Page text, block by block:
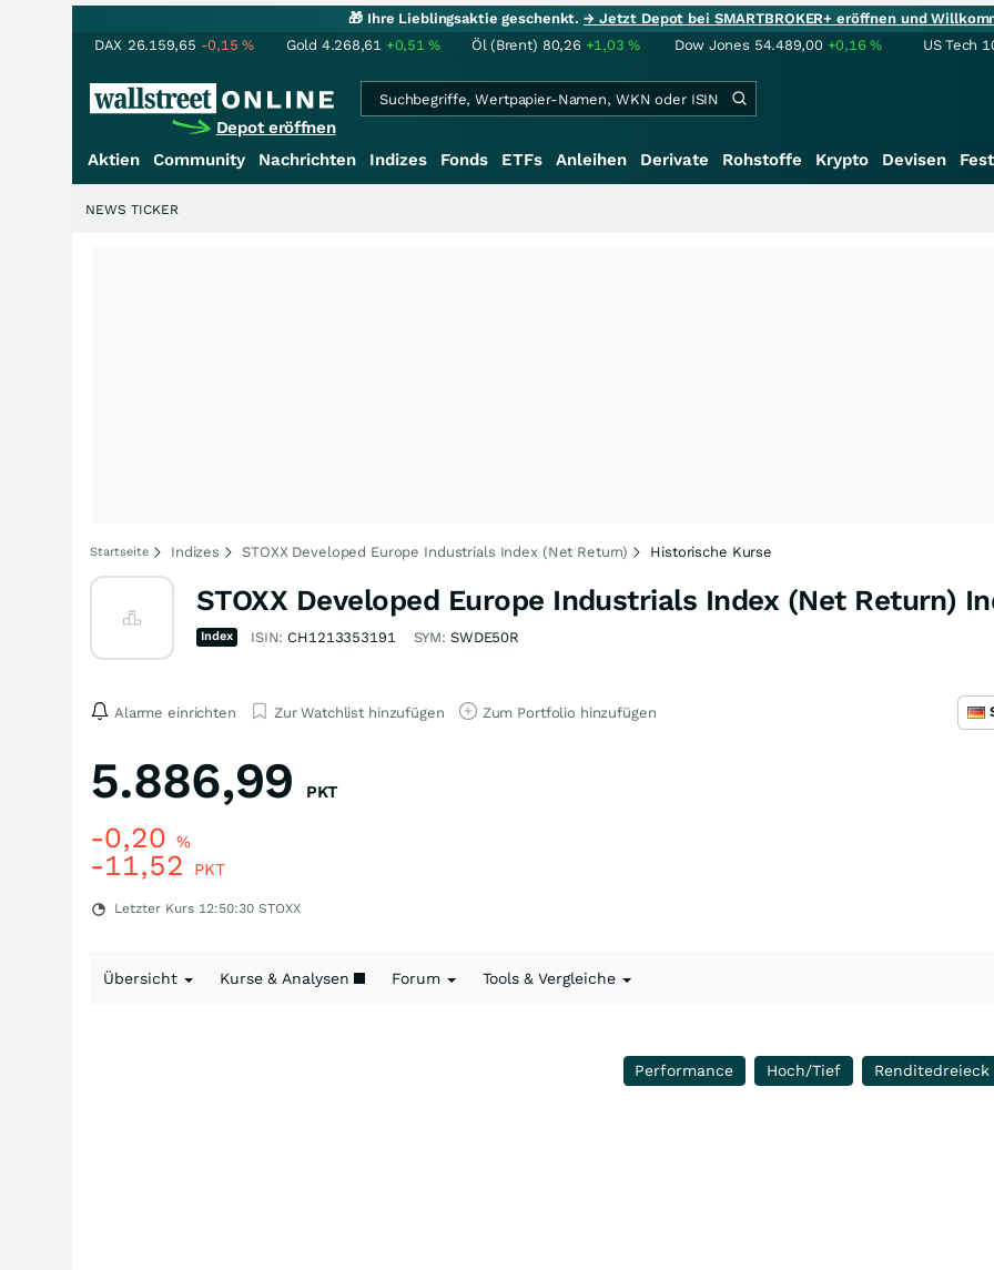
🎁 Ihre Lieblingsaktie geschenkt.→ Jetzt Depot bei SMARTBROKER+ eröffnen und
DAX 26.159,65 -0,15% Gold 4.268,61 +0,51% Öl (Brent) 80,26 +1,03% Dow Jones 54.489,00 +0,16% US Tech
Depot eröffnen
Aktien Community Nachrichten Indizes Fonds ETFs Anleihen Derivate Rohstoffe Krypto Devisen
NEWS TICKER
Startseite Indizes STOXX Developed Europe Industrials Index (Net Return) Historische Kurse
STOXX Developed Europe Industrials Index (Net Return)
Index ISIN: CH1213353191 SYM: SWDE50R
Alarme einrichten Zur Watchlist hinzufügen Zum Portfolio hinzufügen
5.886,99 PKT
-0,20 %
-11,52 PKT
Letzter Kurs 12:50:30 STOXX
Übersicht Kurse & Analysen Forum Tools & Vergleiche
Performance Hoch/Tief Renditedreieck